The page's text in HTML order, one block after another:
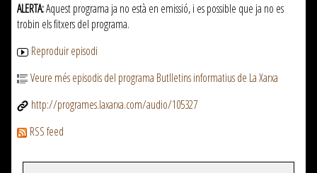
ALERTA:Aquest programa ja no està en emissió, i es possible que ja no es
trobin els fitxers del programa.
Reproduir episodi
Veure més episodis del programa Butlletins informatius de La Xarxa
http://programes.laxarxa.com/audio/105327
RSS feed